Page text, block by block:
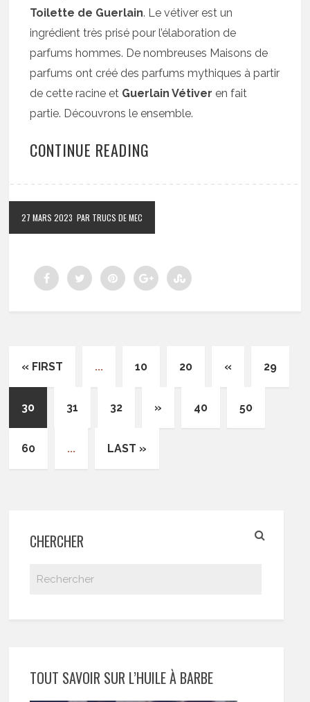
Toilette de Guerlain. Le vétiver est un
ingrédient très prisé pour l’élaboration de
parfums hommes. De nombreuses Maisons de
parfums ont créé des parfums mythiques à partir
de cette racine et Guerlain Vétiver en fait
partie. Découvrons le ensemble.
CONTINUE READING
27 MARS 2023 PAR TRUCS DE MEC
« FIRST ... 10 20 « 29
30 31 32 » 40 50
60 ... LAST »
CHERCHER
TOUT SAVOIR SUR L’HUILE À BARBE